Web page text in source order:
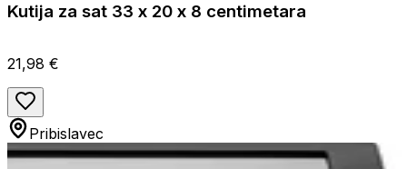
Kutija za sat 33 x 20 x 8 centimetara
21,98 €
Pribislavec